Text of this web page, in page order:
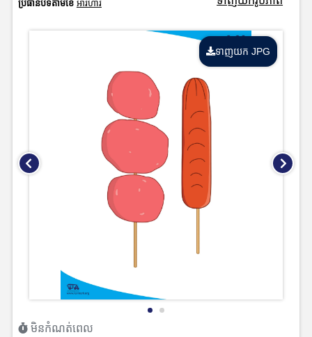
ប្រធានបទតាមខែ អារហារ
ទាញយក JPG
មិនកំណត់ពេល